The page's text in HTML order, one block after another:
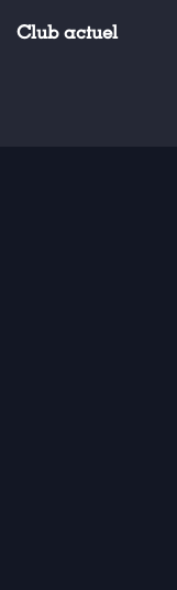
Club actuel